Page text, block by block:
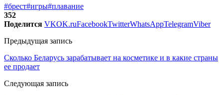
#брест#игры#плавание
352
Поделится VKOK.ruFacebookTwitterWhatsAppTelegramViber
Предыдущая запись
Сколько Беларусь зарабатывает на косметике и в какие страны
ее продает
Следующая запись